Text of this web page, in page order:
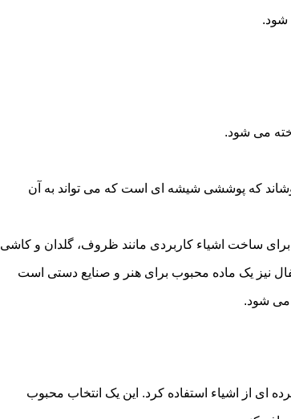
شود.
می شود.
که پوششی شیشه ای است که می تواند به آن
ساخت اشیاء کاربردی مانند ظروف، گلدان و کاشی
نیز یک ماده محبوب برای هنر و صنایع دستی است
می شود.
ای از اشیاء استفاده کرد. این یک انتخاب محبوب